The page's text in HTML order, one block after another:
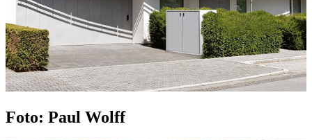
Foto: Paul Wolff